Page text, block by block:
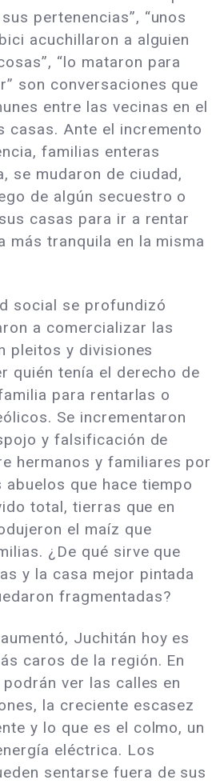
pertenencias”, “unos
acuchillaron a alguien
“lo mataron para
son conversaciones que
entre las vecinas en el
casas. Ante el incremento
familias enteras
se mudaron de ciudad,
de algún secuestro o
casas para ir a rentar
más tranquila en la misma
social se profundizó
a comercializar las
pleitos y divisiones
quién tenía el derecho de
para rentarlas o
Se incrementaron
y falsificación de
hermanos y familiares por
que hace tiempo
total, tierras que en
el maíz que
¿De qué sirve que
y la casa mejor pintada
fragmentadas?
Juchitán hoy es
caros de la región. En
ver las calles en
la creciente escasez
y lo que es el colmo, un
eléctrica. Los
sentarse fuera de sus